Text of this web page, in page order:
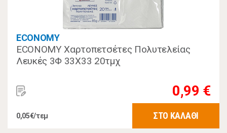
ECONOMY
ECONOMY Χαρτοπετσέτες Πολυτελείας
Λευκές 3Φ 33Χ33 20τμχ
0,99 €
0,05€/τεμ ΣΤΟ ΚΑΛΑΘΙ